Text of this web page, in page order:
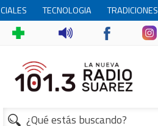
TECNOLOGIA TRADICIONES